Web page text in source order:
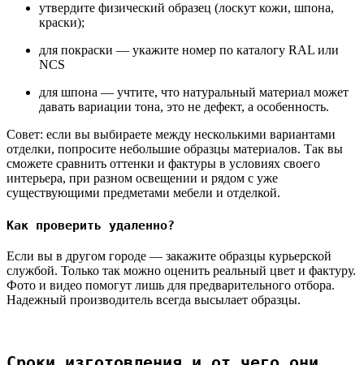
утвердите физический образец (лоскут кожи, шпона,
краски);
для покраски — укажите номер по каталогу RAL или
NCS
для шпона — учтите, что натуральный материал может
давать вариации тона, это не дефект, а особенность.
Совет: если вы выбираете между несколькими вариантами
отделки, попросите небольшие образцы материалов. Так вы
сможете сравнить оттенки и фактуры в условиях своего
интерьера, при разном освещении и рядом с уже
существующими предметами мебели и отделкой.
Как проверить удаленно?
Если вы в другом городе — закажите образцы курьерской
службой. Только так можно оценить реальный цвет и фактуру.
Фото и видео помогут лишь для предварительного отбора.
Надежный производитель всегда высылает образцы.